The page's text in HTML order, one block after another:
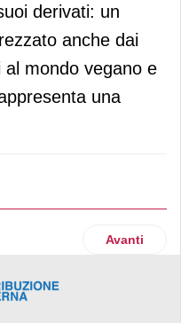
derivati: un
anche dai
mondo vegano e
una
premium protagonisti al
Articolo
Avanti